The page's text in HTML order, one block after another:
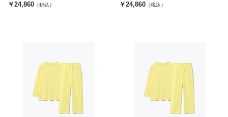
￥24,860 （税込） ￥24,860 （税込）